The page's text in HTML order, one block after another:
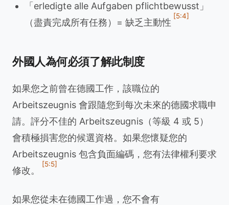
「erledigte alle Aufgaben pflichtbewusst」
（盡責完成所有任務）= 缺乏主動性
[5:4]
外國人為何必須了解此制度
如果您之前曾在德國工作，該職位的
Arbeitszeugnis 會跟隨您到每次未來的德國求職申
請。評分不佳的 Arbeitszeugnis（等級 4 或 5）
會積極損害您的候選資格。如果您懷疑您的
Arbeitszeugnis 包含負面編碼，您有法律權利要求
修改。
[5:5]
如果您從未在德國工作過，您不會有